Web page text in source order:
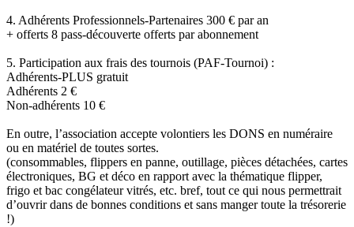
4. Adhérents Professionnels-Partenaires 300 € par an
+ offerts 8 pass-découverte offerts par abonnement
5. Participation aux frais des tournois (PAF-Tournoi) :
Adhérents-PLUS gratuit
Adhérents 2 €
Non-adhérents 10 €
En outre, l’association accepte volontiers les DONS en numéraire
ou en matériel de toutes sortes.
(consommables, flippers en panne, outillage, pièces détachées, cartes
électroniques, BG et déco en rapport avec la thématique flipper,
frigo et bac congélateur vitrés, etc. bref, tout ce qui nous permettrait
d’ouvrir dans de bonnes conditions et sans manger toute la trésorerie
!)